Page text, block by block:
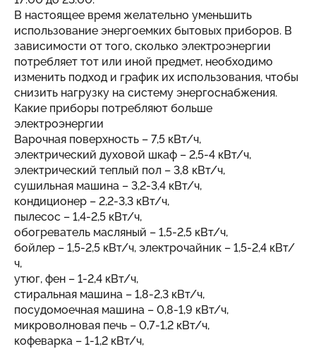
В настоящее время желательно уменьшить
использование энергоемких бытовых приборов. В
зависимости от того, сколько электроэнергии
потребляет тот или иной предмет, необходимо
изменить подход и график их использования, чтобы
снизить нагрузку на систему энергоснабжения.
Какие приборы потребляют больше
электроэнергии
Варочная поверхность – 7,5 кВт/ч,
электрический духовой шкаф – 2,5-4 кВт/ч,
электрический теплый пол – 3,8 кВт/ч,
сушильная машина – 3,2-3,4 кВт/ч,
кондиционер – 2,2-3,3 кВт/ч,
пылесос – 1,4-2,5 кВт/ч,
обогреватель масляный – 1,5-2,5 кВт/ч,
бойлер – 1,5-2,5 кВт/ч, электрочайник – 1,5-2,4 кВт/
ч,
утюг, фен – 1-2,4 кВт/ч,
стиральная машина – 1,8-2,3 кВт/ч,
посудомоечная машина – 0,8-1,9 кВт/ч,
микроволновая печь – 0,7-1,2 кВт/ч,
кофеварка – 1-1,2 кВт/ч,